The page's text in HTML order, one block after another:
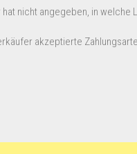
hat nicht angegeben, in
akzeptierte